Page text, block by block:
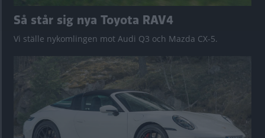
Så står sig nya Toyota RAV4
Vi ställe nykomlingen mot Audi Q3 och Mazda CX-5.